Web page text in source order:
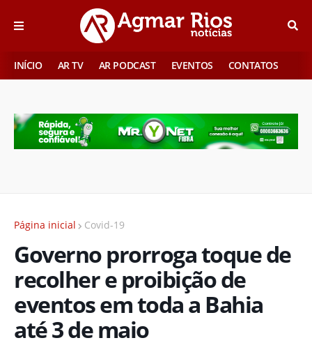
INÍCIO AR TV AR PODCAST EVENTOS CONTATOS
Página inicial Covid-19
Governo prorroga toque de
recolher e proibição de
eventos em toda a Bahia
até 3 de maio